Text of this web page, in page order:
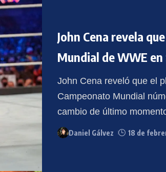
John Cena revela
Mundial de WWE en
John Cena reveló que el
Campeonato Mundial
cambio de último
Daniel Gálvez 18 de